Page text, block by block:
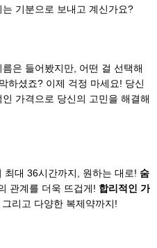
기분으로 보내고 계신가요?
은 들어봤지만, 어떤 걸 선택해
하셨죠? 이제 걱정 마세요! 당신
가격으로 당신의 고민을 해결해
최대 36시간까지, 원하는 대로! 숨
관계를 더욱 뜨겁게! 합리적인 가
리고 다양한 복제약까지!